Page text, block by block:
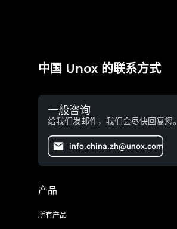
中国 Unox 的联系方式
一般咨询
给我们发邮件，我们会尽快回复您。
info.china.zh@unox.com
产品
所有产品